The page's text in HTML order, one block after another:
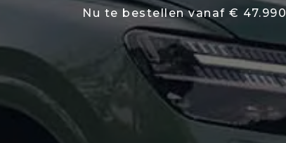
Nu te bestellen vanaf € 47.990